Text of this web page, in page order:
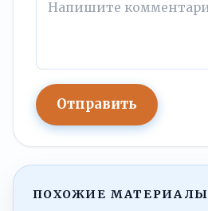
Отправить
ПОХОЖИЕ МАТЕРИАЛЫ